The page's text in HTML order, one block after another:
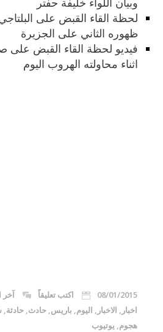
لحظة القاء القبض على
ظهوره الثاني على الجزيرة
فيديو لحظة القاء القبض
اثناء محاولته الهروب اليوم
08/01/2015 اكتب تعليقاً
آخر
اخبار , الاخبار , اليوم, باريس,حادث,حادثة,
هجوم, يوتيوب